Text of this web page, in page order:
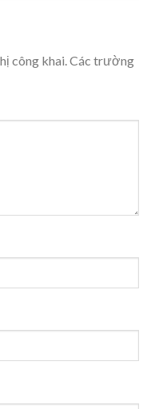
công khai.Các trường